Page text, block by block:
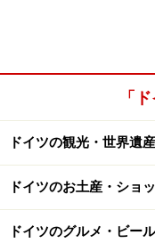
「
ドイツの観光・世界遺産
ドイツのお土産・ショ
ドイツのグルメ・ビー